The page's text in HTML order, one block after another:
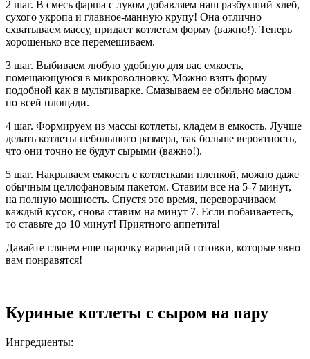
2 шаг. В смесь фарша с луком добавляем наш разбухший хлеб,
сухого укропа и главное-манную крупу! Она отлично
схватываем массу, придает котлетам форму (важно!). Теперь
хорошенько все перемешиваем.
3 шаг. Выбиваем любую удобную для вас емкость,
помещающуюся в микроволновку. Можно взять форму
подобной как в мультиварке. Смазываем ее обильно маслом
по всей площади.
4 шаг. Формируем из массы котлеты, кладем в емкость. Лучше
делать котлеты небольшого размера, так больше вероятность,
что они точно не будут сырыми (важно!).
5 шаг. Накрываем емкость с котлетками пленкой, можно даже
обычным целлофановым пакетом. Ставим все на 5-7 минут,
на полную мощность. Спустя это время, переворачиваем
каждый кусок, снова ставим на минут 7. Если побаиваетесь,
то ставьте до 10 минут! Приятного аппетита!
Давайте глянем еще парочку вариаций готовки, которые явно
вам понравятся!
Куриные котлеты с сыром на пару
Ингредиенты: